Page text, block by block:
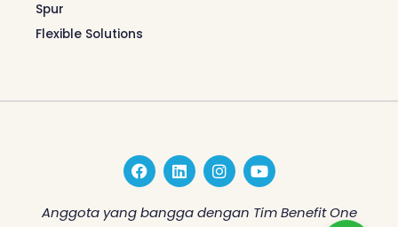
Spur
Flexible Solutions
F
a
c
e
L
i
n
k
I
n
s
t
Y
o
u
t
Anggota yang bangga dengan Tim Benefit One